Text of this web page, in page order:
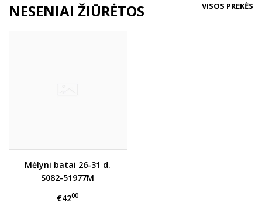
NESENIAI ŽIŪRĖTOS VISOS PREKĖS
Mėlyni batai 26-31 d.
S082-51977M
€4200